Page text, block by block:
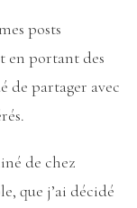
posts
en portant des
de partager avec
de chez
que j’ai décidé